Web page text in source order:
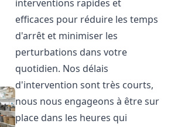
interventions rapides et
efficaces pour réduire les temps
d'arrêt et minimiser les
perturbations dans votre
quotidien. Nos délais
d'intervention sont très courts,
nous nous engageons à être sur
place dans les heures qui